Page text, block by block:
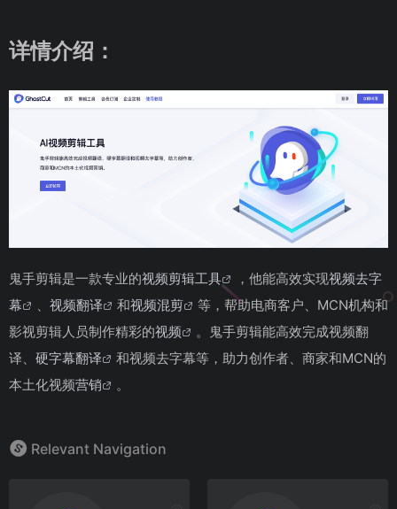
详情介绍：
鬼手剪辑是一款专业的视频剪辑工具 ，他能高效实现视频去字
幕
视频翻译 和视频混剪
等，帮助电商客户、MCN机构和
影视剪辑人员制作精彩的视频
。鬼手剪辑能高效完成视频翻
译、 硬字幕翻译
和视频去字幕等，助力创作者、商家和MCN的
本土化视频营销 。
Relevant Navigation